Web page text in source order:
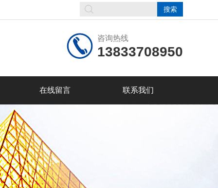
咨询热线
13833708950
在线留言 联系我们